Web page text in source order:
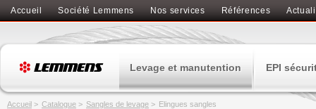
Accueil Société Lemmens Nos services Références
Levage et manutention EPI
Accueil > Catalogue > Sangles de levage > Elingues sangles